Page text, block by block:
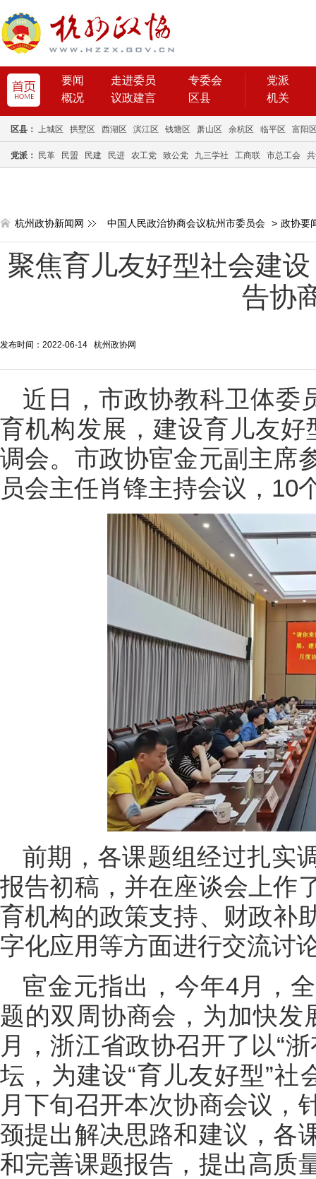
要闻 走进委员
专委会
概况
议政建言 区县
党派
机关
区县： 上城区 拱墅区 西湖区 滨江区 钱塘区 萧山区 余杭区 临平区 富阳
党派： 民革 民盟 民建 民进 农工党 致公党 九三学社 工商联 市总工会
杭州政协新闻网 中国人民政治协商会议杭州市委员会 > 政协要
聚焦育儿友好型社会建
告协
发布时间：2022-06-14 杭州政协网
近日，市政协教科卫体委
育机构发展，建设育儿友好
调会。市政协宦金元副主席
员会主任肖锋主持会议，10
前期，各课题组经过扎实
报告初稿，并在座谈会上作
育机构的政策支持、财政补
字化应用等方面进行交流讨
宦金元指出，今年4月，
题的双周协商会，为加快
月，浙江省政协召开了以“
坛，为建设“育儿友好型”
月下旬召开本次协商会议，
颈提出解决思路和建议，各
和完善课题报告，提出高质